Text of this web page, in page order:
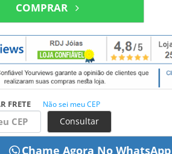
COMPRAR
FRETE Não sei meu CEP
Consultar